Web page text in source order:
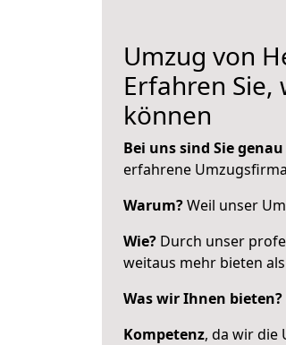
Umzug von
Erfahren
können
Bei uns sind Sie
erfahrene
Warum?Weil unser
Wie? Durch unser
weitaus mehr bieten
Was wir Ihnen bieten?
Kompetenz, da wir die